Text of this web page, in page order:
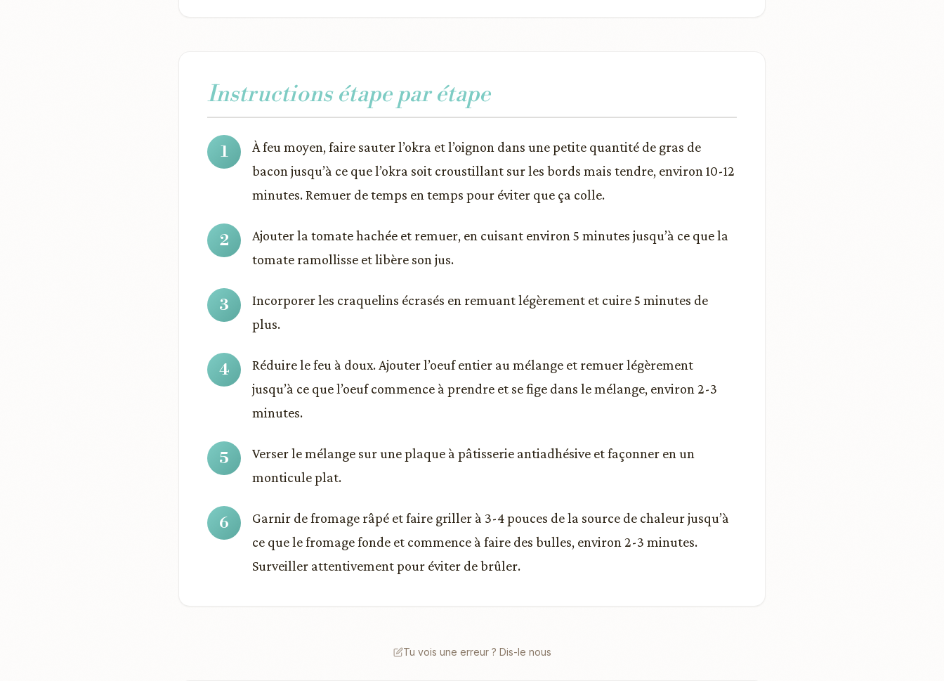
Instructions étape par étape
À feu moyen, faire sauter l’okra et l’oignon dans une petite quantité de gras de
bacon jusqu’à ce que l’okra soit croustillant sur les bords mais tendre, environ 10-12
minutes. Remuer de temps en temps pour éviter que ça colle.
Ajouter la tomate hachée et remuer, en cuisant environ 5 minutes jusqu’à ce que la
tomate ramollisse et libère son jus.
Incorporer les craquelins écrasés en remuant légèrement et cuire 5 minutes de
plus.
Réduire le feu à doux. Ajouter l’oeuf entier au mélange et remuer légèrement
jusqu’à ce que l’oeuf commence à prendre et se fige dans le mélange, environ 2-3
minutes.
Verser le mélange sur une plaque à pâtisserie antiadhésive et façonner en un
monticule plat.
Garnir de fromage râpé et faire griller à 3-4 pouces de la source de chaleur jusqu’à
ce que le fromage fonde et commence à faire des bulles, environ 2-3 minutes.
Surveiller attentivement pour éviter de brûler.
Tu vois une erreur ? Dis-le nous